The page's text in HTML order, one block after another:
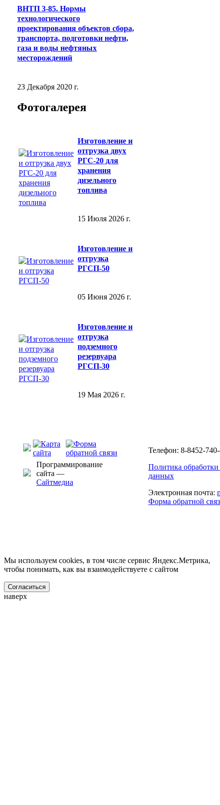
ВНТП 3-85. Нормы
технологического
проектирования объектов сбора,
транспорта, подготовки нефти,
газа и воды нефтяных
месторождений
23 Декабря 2020 г.
Фотогалерея
Изготовление и
отгрузка двух
РГС-20 для
хранения
дизельного
топлива
15 Июля 2026 г.
Изготовление и
отгрузка
РГСП-50
05 Июня 2026 г.
Изготовление и
отгрузка
подземного
резервуара
РГСП-30
19 Мая 2026 г.
Программирование
сайта —
Сайтмедиа
Телефон: 8-8452-
Политика
данных
Электронная почта:
Форма обратной
Мы используем cookies, в том числе сервис Яндекс.Метрика,
чтобы понимать, как вы взаимодействуете с сайтом
Согласиться
наверх